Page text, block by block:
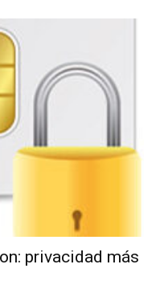
privacidad más